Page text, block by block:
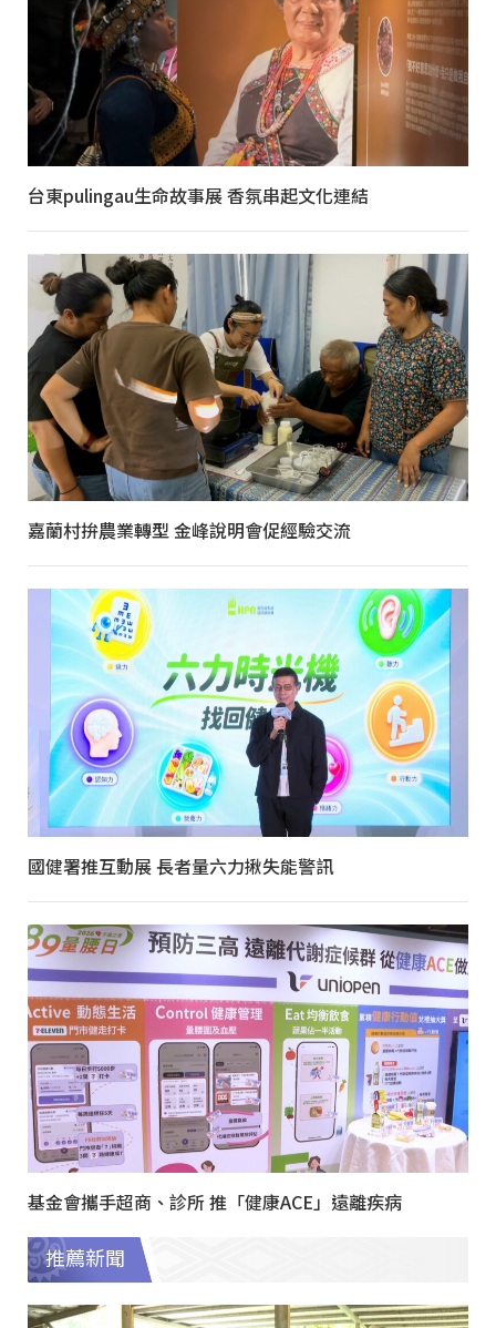
台東pulingau生命故事展 香氛串起文化連結
嘉蘭村拚農業轉型 金峰說明會促經驗交流
國健署推互動展 長者量六力揪失能警訊
基金會攜手超商、診所 推「健康ACE」遠離疾病
推薦新聞